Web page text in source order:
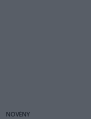
NÖVÉNY